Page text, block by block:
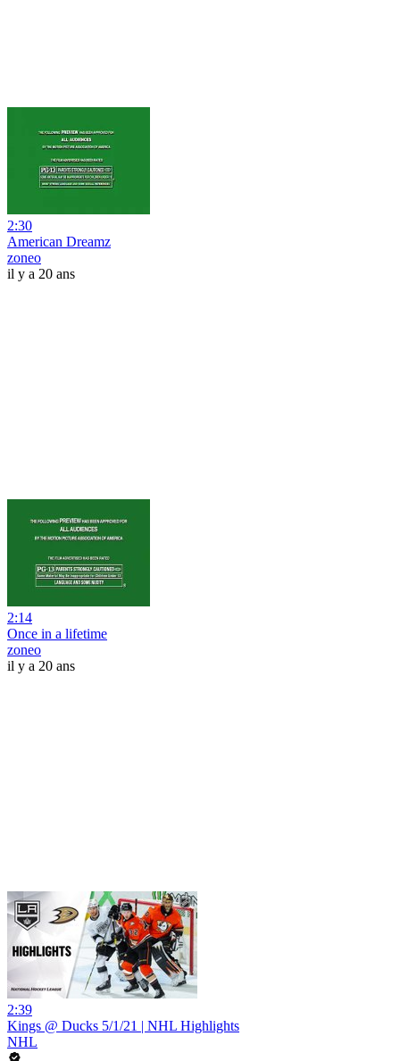
2:30
American Dreamz
zoneo
il y a 20 ans
2:14
Once in a lifetime
zoneo
il y a 20 ans
2:39
Kings @ Ducks 5/1/21 | NHL Highlights
NHL